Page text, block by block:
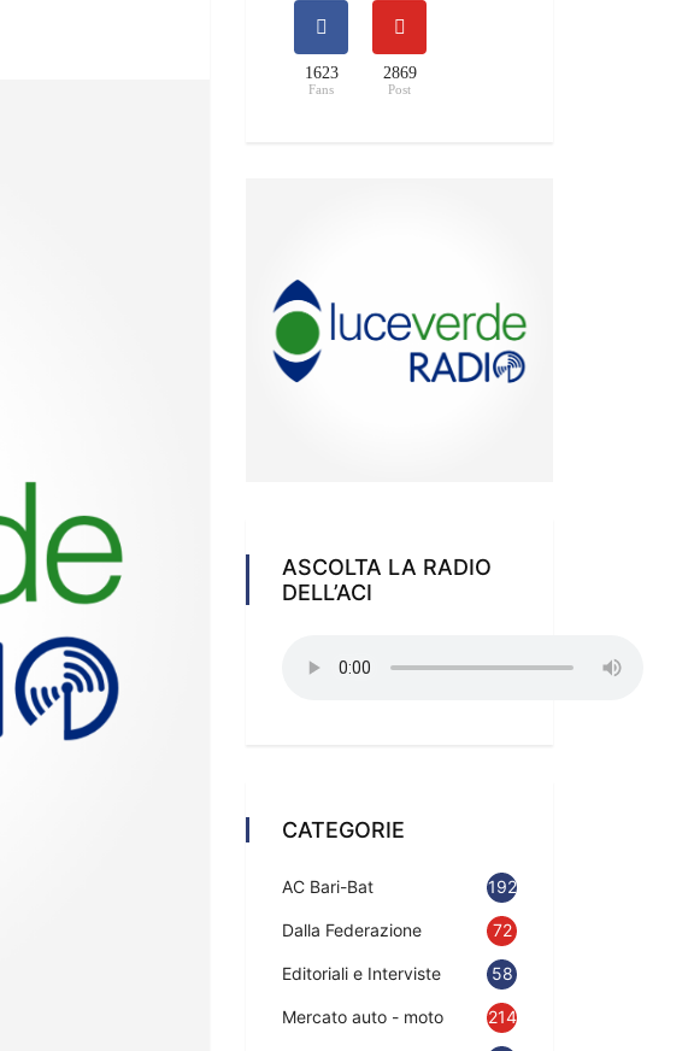
1623
Fans
2869
Post
ASCOLTA LA RADIO
DELL’ACI
CATEGORIE
AC Bari-Bat 192
Dalla Federazione 72
Editoriali e Interviste 58
Mercato auto - moto 214